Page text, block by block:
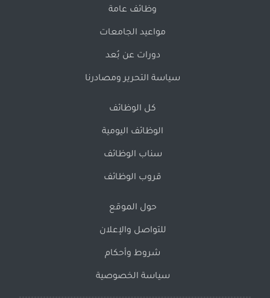
وظائف عامة
مواعيد الجامعات
دورات عن بُعد
سياسة التحرير ومصادرنا
كل الوظائف
الوظائف اليومية
سناب الوظائف
قروب الوظائف
حول الموقع
للتواصل والإعلان
شروط وأحكام
سياسة الخصوصية